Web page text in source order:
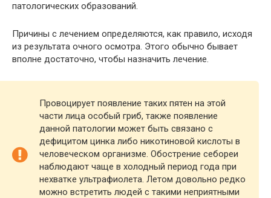
патологических образований.
Причины с лечением определяются, как правило, исходя
из результата очного осмотра. Этого обычно бывает
вполне достаточно, чтобы назначить лечение.
Провоцирует появление таких пятен на этой
части лица особый гриб, также появление
данной патологии может быть связано с
дефицитом цинка либо никотиновой кислоты в
человеческом организме. Обострение себореи
наблюдают чаще в холодный период года при
нехватке ультрафиолета. Летом довольно редко
можно встретить людей с такими неприятными